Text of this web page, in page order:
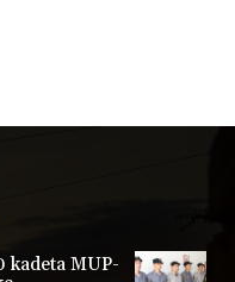
kadeta MUP-